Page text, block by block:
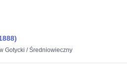
Gotycki /Średniowieczny